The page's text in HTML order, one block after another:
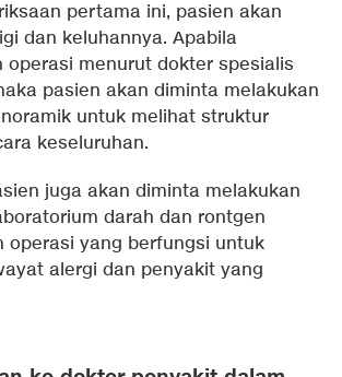
pertama ini, pasien akan
dan keluhannya. Apabila
operasi menurut dokter spesialis
pasien akan diminta melakukan
untuk melihat struktur
keseluruhan.
juga akan diminta melakukan
darah dan rontgen
operasi yang berfungsi untuk
alergi dan penyakit yang